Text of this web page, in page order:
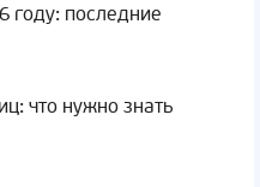
году: последние
что нужно знать